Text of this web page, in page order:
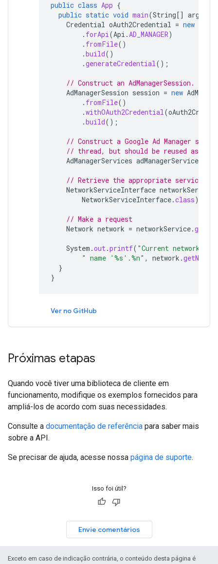
public class App {
public static void main(String[] args
Credential oAuth2Credential = new
. forApi(Api .AD_MANAGER)
. fromFile()
.build()
.generateCredential();
// Construct an AdManagerSession.
AdManagerSession session = new
. fromFile()
.withOAuth2Credential(
.build();
// Construct a Google Ad Manager
// thread, but should be reused as
AdManagerServices adManagerServices
// Retrieve the appropriate service
NetworkServiceInterface networkService
NetworkServiceInterface.class);
// Make a request
Network network = networkService.
System .out.printf( "Current network
" name '%s'.%n" , network .
}
}
Ver no GitHub
Próximas etapas
Quando você tiver uma biblioteca de cliente em
funcionamento, modifique os exemplos fornecidos para
ampliá-los de acordo com suas necessidades.
Consulte a documentação de referência para saber mais
sobre a API.
Se precisar de ajuda, acesse nossa página de suporte.
Isso foi útil?
Envie comentários
Exceto em caso de indicação contrária, o conteúdo desta página é